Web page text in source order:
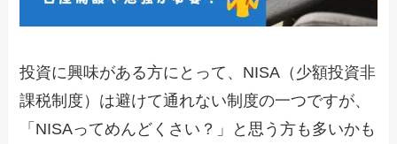
投資に興味がある方にとって、NISA（少額投資非
課税制度）は避けて通れない制度の一つですが、
「NISAってめんどくさい？」と思う方も多いかも